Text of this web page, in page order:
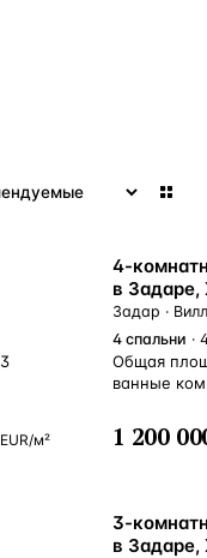
EUR/м²
4-
в Задаре,
Задар ·
4 спальни ·
Общая
ванные
1 200
3-
в Задаре,